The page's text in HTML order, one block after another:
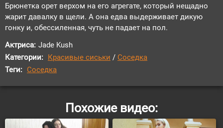
Брюнетка орет верхом на его агрегате, который нещадно
жарит давалку в щели. А она едва выдерживает дикую
гонку и, обессиленная, чуть не падает на пол.
Актриса: Jade Kush
Категории: Красивые сиськи / Соседка
Теги: Соседка
Похожие видео: